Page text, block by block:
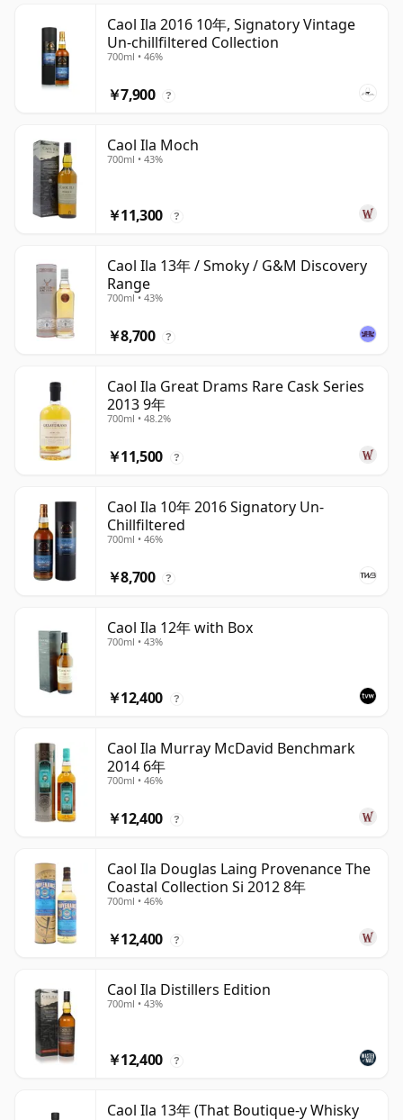
Caol Ila 2016 10年, Signatory Vintage
Un-chillfiltered Collection
700ml • 46%
￥7,900 ?
Caol Ila Moch
700ml • 43%
￥11,300 ?
Caol Ila 13年 / Smoky / G&M Discovery
Range
700ml • 43%
￥8,700 ?
Caol Ila Great Drams Rare Cask Series
2013 9年
700ml • 48.2%
￥11,500 ?
Caol Ila 10年 2016 Signatory Un-
Chillfiltered
700ml • 46%
￥8,700 ?
Caol Ila 12年 with Box
700ml • 43%
￥12,400 ?
Caol Ila Murray McDavid Benchmark
2014 6年
700ml • 46%
￥12,400 ?
Caol Ila Douglas Laing Provenance The
Coastal Collection Si 2012 8年
700ml • 46%
￥12,400 ?
Caol Ila Distillers Edition
700ml • 43%
￥12,400 ?
Caol Ila 13年 (That Boutique-y Whisky